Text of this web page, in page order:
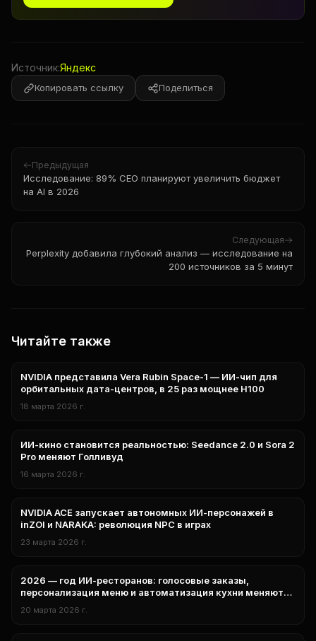
Источник:Яндекс
Копировать ссылку Поделиться
Предыдущая
Исследование: 89% CEO планируют увеличить бюджет
на AI в 2026
Следующая
Perplexity добавила глубокий анализ — исследование на
200 источников за 5 минут
Читайте также
технологии
NVIDIA представила Vera Rubin Space-1 — ИИ-чип для
орбитальных дата-центров, в 25 раз мощнее H100
18 марта 2026 г.
Технологии
ИИ-кино становится реальностью: Seedance 2.0 и Sora 2
Pro меняют Голливуд
16 марта 2026 г.
технологии
NVIDIA ACE запускает автономных ИИ-персонажей в
inZOI и NARAKA: революция NPC в играх
23 марта 2026 г.
бизнес
2026 — год ИИ-ресторанов: голосовые заказы,
персонализация меню и автоматизация кухни меняют
20 марта 2026 г.